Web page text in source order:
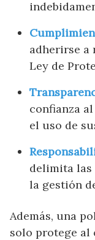
adherirse a
Ley de
confianza
el uso de
delimita las
la gestión
Además, una
solo protege al